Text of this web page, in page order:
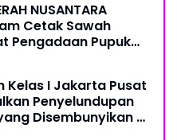
NUSANTARA
Cetak Sawah
Pengadaan Pupuk
Kelas I Jakarta Pusat
Penyelundupan
Disembunyikan di